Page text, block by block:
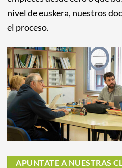
nivel de euskera, nuestros
el proceso.
APUNTATE A NUESTRAS